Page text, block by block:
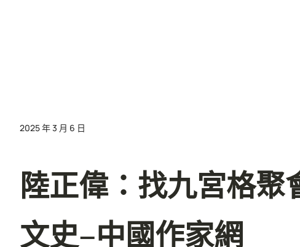
2025 年 3 月 6 日
陸正偉：找九宮格聚
文史–中國作家網